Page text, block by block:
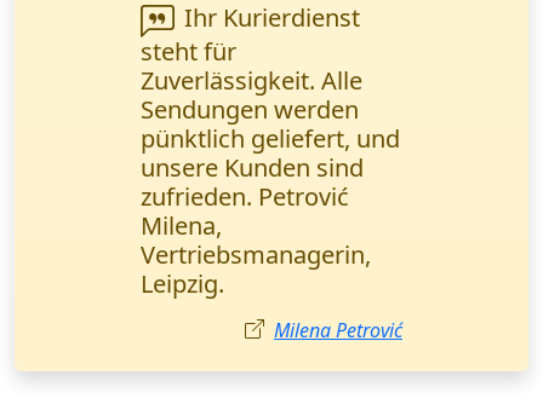
Ich habe die
Lieferung eines
Ersatzteils (1
Europalette) bestellt. In
3 Stunden war es da,
die Fracht unversehrt.
Thomas Müller
Kurierdienst in